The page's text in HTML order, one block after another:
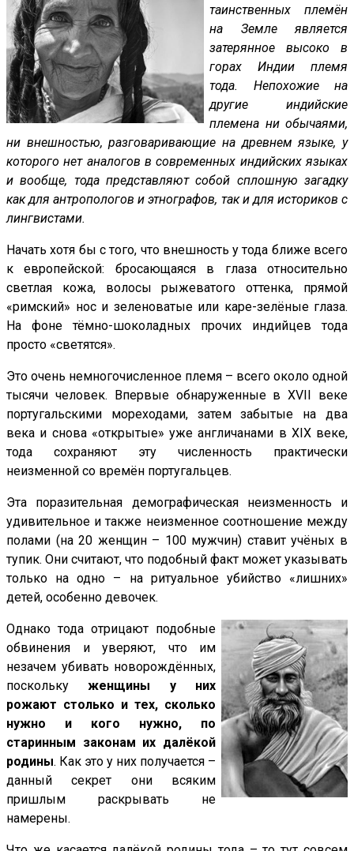
таинственных племён
на Земле является
затерянное высоко в
горах Индии племя
тода. Непохожие на
другие индийские
племена ни обычаями,
ни внешностью, разговаривающие на древнем языке, у
которого нет аналогов в современных индийских языках
и вообще, тода представляют собой сплошную загадку
как для антропологов и этнографов, так и для историков с
лингвистами.
Начать хотя бы с того, что внешность у тода ближе всего
к европейской: бросающаяся в глаза относительно
светлая кожа, волосы рыжеватого оттенка, прямой
«римский» нос и зеленоватые или каре-зелёные глаза.
На фоне тёмно-шоколадных прочих индийцев тода
просто «светятся».
Это очень немногочисленное племя – всего около одной
тысячи человек. Впервые обнаруженные в XVII веке
португальскими мореходами, затем забытые на два
века и снова «открытые» уже англичанами в XIX веке,
тода сохраняют эту численность практически
неизменной со времён португальцев.
Эта поразительная демографическая неизменность и
удивительное и также неизменное соотношение между
полами (на 20 женщин – 100 мужчин) ставит учёных в
тупик. Они считают, что подобный факт может указывать
только на одно – на ритуальное убийство «лишних»
детей, особенно девочек.
Однако тода отрицают подобные
обвинения и уверяют, что им
незачем убивать новорождённых,
посколькуженщины у них
рожают столько и тех, сколько
нужно и кого нужно, по
старинным законам их далёкой
родины. Как это у них получается –
данный секрет они всяким
пришлым раскрывать не
намерены.